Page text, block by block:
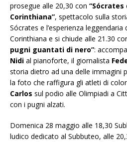
prosegue alle 20,30 con “Sócrates
Corinthiana”, spettacolo sulla
Sócrates e l’esperienza
Corinthiana e si chiude alle 21.30
pugni guantati di nero”:
Nidi al pianoforte, il giornalista
storia dietro ad una delle immagini
la foto che raffigura gli atleti di
Carlos sul podio alle Olimpiadi a
con i pugni alzati.
Domenica 28 maggio alle 18,30
ludico dedicato al Subbuteo, alle